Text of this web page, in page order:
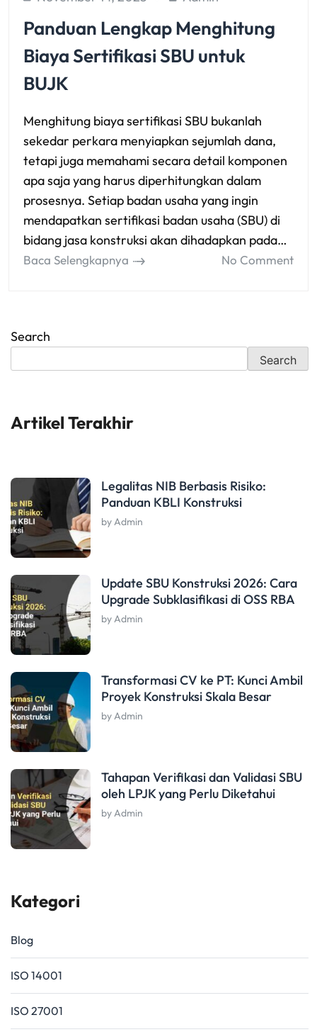
Panduan Lengkap Menghitung
Biaya Sertifikasi SBU untuk
BUJK
Menghitung biaya sertifikasi SBU bukanlah
sekedar perkara menyiapkan sejumlah dana,
tetapi juga memahami secara detail komponen
apa saja yang harus diperhitungkan dalam
prosesnya. Setiap badan usaha yang ingin
mendapatkan sertifikasi badan usaha (SBU) di
bidang jasa konstruksi akan dihadapkan pada…
Baca Selengkapnya No Comment
Search
Search
Artikel Terakhir
Legalitas NIB Berbasis Risiko:
Panduan KBLI Konstruksi
by Admin
Update SBU Konstruksi 2026: Cara
Upgrade Subklasifikasi di OSS RBA
by Admin
Transformasi CV ke PT: Kunci Ambil
Proyek Konstruksi Skala Besar
by Admin
Tahapan Verifikasi dan Validasi SBU
oleh LPJK yang Perlu Diketahui
by Admin
Kategori
Blog
ISO 14001
ISO 27001